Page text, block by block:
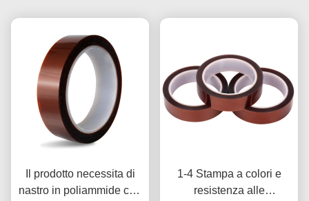
Il prodotto necessita di
nastro in poliammide con
1-4 Stampa a colori e
resistenza alle